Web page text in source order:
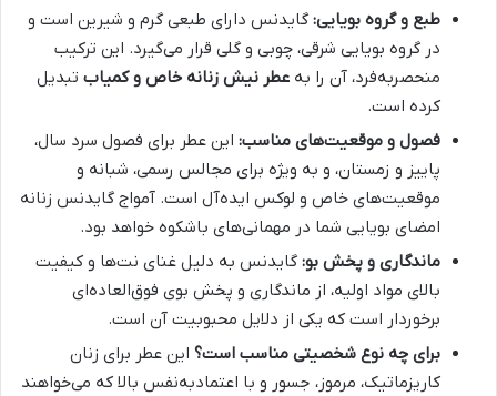
طبع و گروه بویایی: گایدنس دارای طبعی گرم و شیرین است و
در گروه بویایی شرقی، چوبی و گلی قرار می‌گیرد. این ترکیب
منحصربه‌فرد، آن را به عطر نیش زنانه خاص و کمیاب تبدیل
کرده است.
فصول و موقعیت‌های مناسب: این عطر برای فصول سرد سال،
پاییز و زمستان، و به ویژه برای مجالس رسمی، شبانه و
موقعیت‌های خاص و لوکس ایده‌آل است. آمواج گایدنس زنانه
امضای بویایی شما در مهمانی‌های باشکوه خواهد بود.
ماندگاری و پخش بو: گایدنس به دلیل غنای نت‌ها و کیفیت
بالای مواد اولیه، از ماندگاری و پخش بوی فوق‌العاده‌ای
برخوردار است که یکی از دلایل محبوبیت آن است.
برای چه نوع شخصیتی مناسب است؟ این عطر برای زنان
کاریزماتیک، مرموز، جسور و با اعتمادبه‌نفس بالا که می‌خواهند